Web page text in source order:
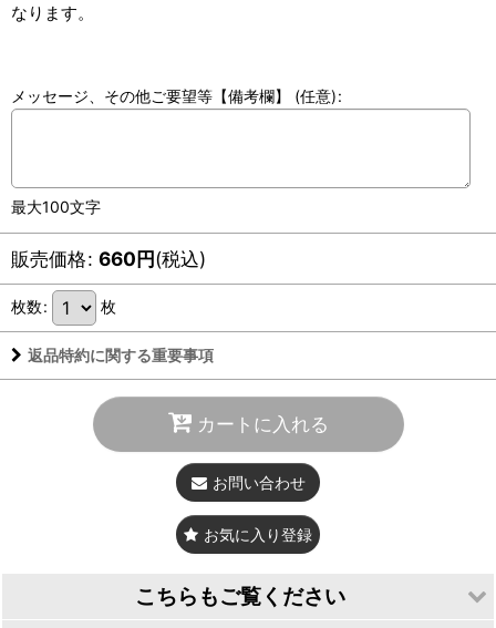
なります。
メッセージ、その他ご要望等【備考欄】 (任意):
最大100文字
販売価格: 660円(税込)
枚数: 枚
返品特約に関する重要事項
カートに入れる
お問い合わせ
お気に入り登録
こちらもご覧ください